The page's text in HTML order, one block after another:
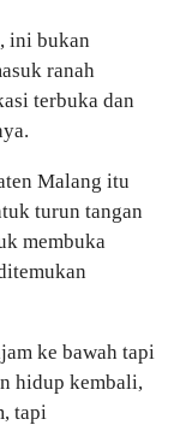
ini bukan
ranah
terbuka dan
Malang itu
turun tangan
membuka
ke bawah tapi
hidup kembali,
tapi